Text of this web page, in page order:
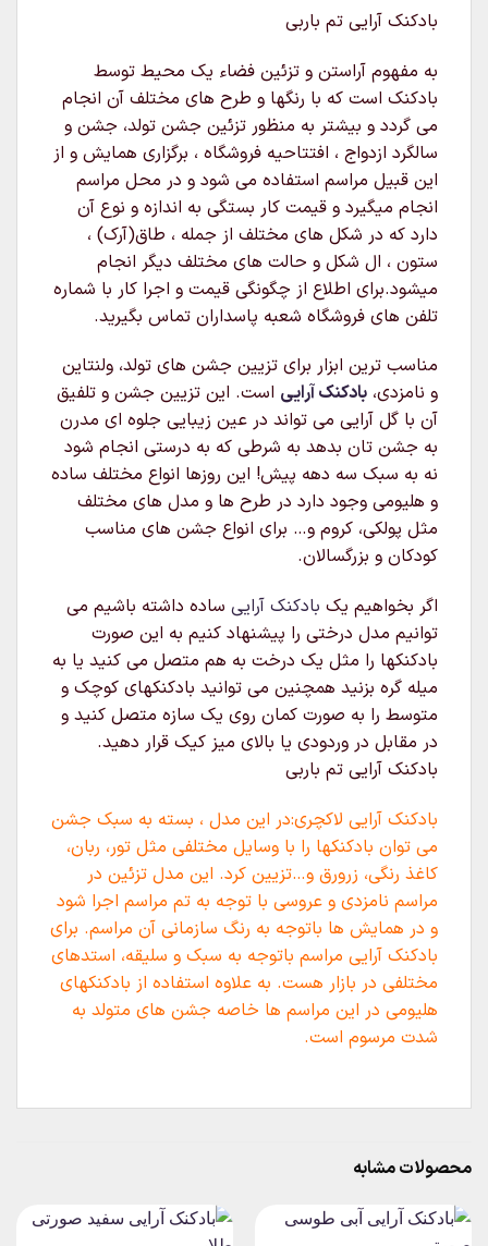
بادکنک آرایی تم باربی
به مفهوم آراستن و تزئین فضاء یک محیط توسط
بادکنک است که با رنگها و طرح های مختلف آن انجام
می گردد و بیشتر به منظور تزئین جشن تولد، جشن و
سالگرد ازدواج ، افتتاحیه فروشگاه ، برگزاری همایش و از
این قبیل مراسم استفاده می شود و در محل مراسم
انجام میگیرد و قیمت کار بستگی به اندازه و نوع آن
دارد که در شکل های مختلف از جمله ، طاق(آرک) ،
ستون ، ال شکل و حالت های مختلف دیگر انجام
میشود.برای اطلاع از چگونگی قیمت و اجرا کار با شماره
تلفن های فروشگاه شعبه پاسداران تماس بگیرید.
مناسب ترین ابزار برای تزیین جشن های تولد، ولنتاین
و نامزدی، بادکنک آرایی است. این تزیین جشن و تلفیق
آن با گل آرایی می تواند در عین زیبایی جلوه ای مدرن
به جشن تان بدهد به شرطی که به درستی انجام شود
نه به سبک سه دهه پیش! این روزها انواع مختلف ساده
و هلیومی وجود دارد در طرح ها و مدل های مختلف
مثل پولکی، کروم و… برای انواع جشن های مناسب
کودکان و بزرگسالان.
اگر بخواهیم یک بادکنک آرایی ساده داشته باشیم می
توانیم مدل درختی را پیشنهاد کنیم به این صورت
بادکنکها را مثل یک درخت به هم متصل می کنید یا به
میله گره بزنید همچنین می توانید بادکنکهای کوچک و
متوسط را به صورت کمان روی یک سازه متصل کنید و
در مقابل در وردودی یا بالای میز کیک قرار دهید.
بادکنک آرایی تم باربی
بادکنک آرایی لاکچری:در این مدل ، بسته به سبک جشن
می توان بادکنکها را با وسایل مختلفی مثل تور، ربان،
کاغذ رنگی، زرورق و…تزیین کرد. این مدل تزئین در
مراسم نامزدی و عروسی با توجه به تم مراسم اجرا شود
و در همایش ها باتوجه به رنگ سازمانی آن مراسم. برای
بادکنک آرایی مراسم باتوجه به سبک و سلیقه، استدهای
مختلفی در بازار هست. به علاوه استفاده از بادکنکهای
هلیومی در این مراسم ها خاصه جشن های متولد به
شدت مرسوم است.
محصولات مشابه